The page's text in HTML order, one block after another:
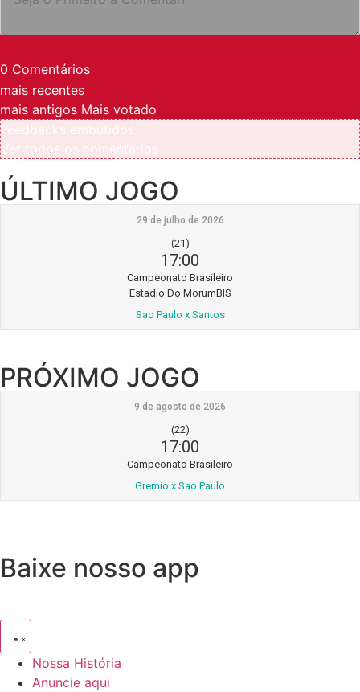
0 Comentários
mais recentes
mais antigos Mais votado
ÚLTIMO JOGO
29 de julho de 2026
(21)
17:00
Campeonato Brasileiro
Estadio Do MorumBIS
Sao Paulo x Santos
PRÓXIMO JOGO
9 de agosto de 2026
(22)
17:00
Campeonato Brasileiro
Gremio x Sao Paulo
Baixe nosso app
Nossa História
Anuncie aqui